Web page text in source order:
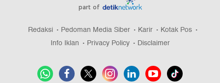
part of
Redaksi Pedoman Media Siber Karir
Kotak Pos
Info Iklan
Privacy Policy Disclaimer